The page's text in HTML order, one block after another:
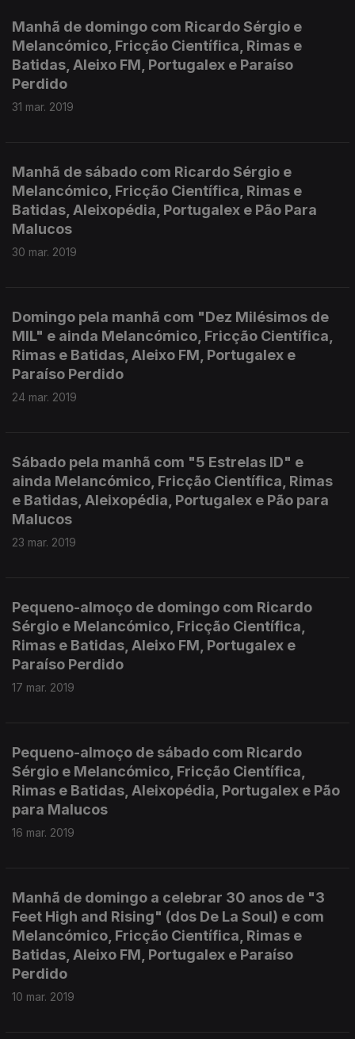
Manhã de domingo com Ricardo Sérgio e
Melancómico, Fricção Científica, Rimas e
Batidas, Aleixo FM, Portugalex e Paraíso
Perdido
31 mar. 2019
Manhã de sábado com Ricardo Sérgio e
Melancómico, Fricção Científica, Rimas e
Batidas, Aleixopédia, Portugalex e Pão Para
Malucos
30 mar. 2019
Domingo pela manhã com "Dez Milésimos de
MIL" e ainda Melancómico, Fricção Científica,
Rimas e Batidas, Aleixo FM, Portugalex e
Paraíso Perdido
24 mar. 2019
Sábado pela manhã com "5 Estrelas ID" e
ainda Melancómico, Fricção Científica, Rimas
e Batidas, Aleixopédia, Portugalex e Pão para
Malucos
23 mar. 2019
Pequeno-almoço de domingo com Ricardo
Sérgio e Melancómico, Fricção Científica,
Rimas e Batidas, Aleixo FM, Portugalex e
Paraíso Perdido
17 mar. 2019
Pequeno-almoço de sábado com Ricardo
Sérgio e Melancómico, Fricção Científica,
Rimas e Batidas, Aleixopédia, Portugalex e Pão
para Malucos
16 mar. 2019
Manhã de domingo a celebrar 30 anos de "3
Feet High and Rising" (dos De La Soul) e com
Melancómico, Fricção Científica, Rimas e
Batidas, Aleixo FM, Portugalex e Paraíso
Perdido
10 mar. 2019